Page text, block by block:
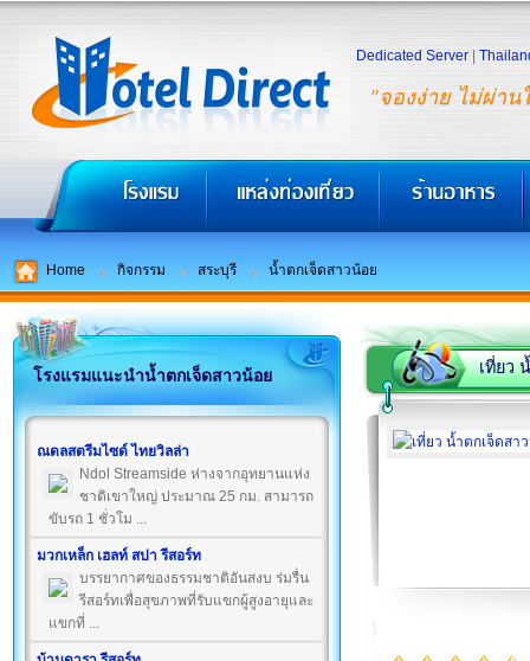
"จองง่าย ไม่ผ่าน
Dedicated Server
Home กิจกรรม สระบุรี น้ำตกเจ็ดสาวน้อย
โรงแรมแนะนำน้ำตกเจ็ดสาวน้อย
ณดลสตรีมไซด์ ไทยวิลล่า
Ndol Streamside ห่างจากอุทยานแห่ง
ชาติเขาใหญ่ ประมาณ 25 กม. สามารถ
ขับรถ 1 ชั่วโม ...
มวกเหล็ก เฮลท์ สปา รีสอร์ท
บรรยากาศของธรรมชาติอันสงบ ร่มรื่น
รีสอร์ทเพื่อสุขภาพที่รับแขกผู้สูงอายุและ
แขกที่ ...
เที่ยว